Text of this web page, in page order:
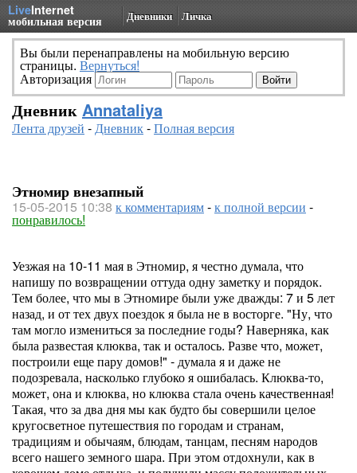
LiveInternet
мобильная версия Дневники Личка
Вы были перенаправлены на мобильную версию
страницы. Вернуться!
Авторизация
Дневник Annataliya
Лента друзей -Дневник-Полная версия
Этномир внезапный
15-05-2015 10:38 к комментариям-к полной версии -
понравилось!
Уезжая на 10-11 мая в Этномир, я честно думала, что
напишу по возвращении оттуда одну заметку и порядок.
Тем более, что мы в Этномире были уже дважды: 7 и 5 лет
назад, и от тех двух поездок я была не в восторге. "Ну, что
там могло измениться за последние годы? Наверняка, как
была развестая клюква, так и осталось. Разве что, может,
построили еще пару домов!" - думала я и даже не
подозревала, насколько глубоко я ошибалась. Клюква-то,
может, она и клюква, но клюква стала очень качественная!
Такая, что за два дня мы как будто бы совершили целое
кругосветное путешествия по городам и странам,
традициям и обычаям, блюдам, танцам, песням народов
всего нашего земного шара. При этом отдохнули, как в